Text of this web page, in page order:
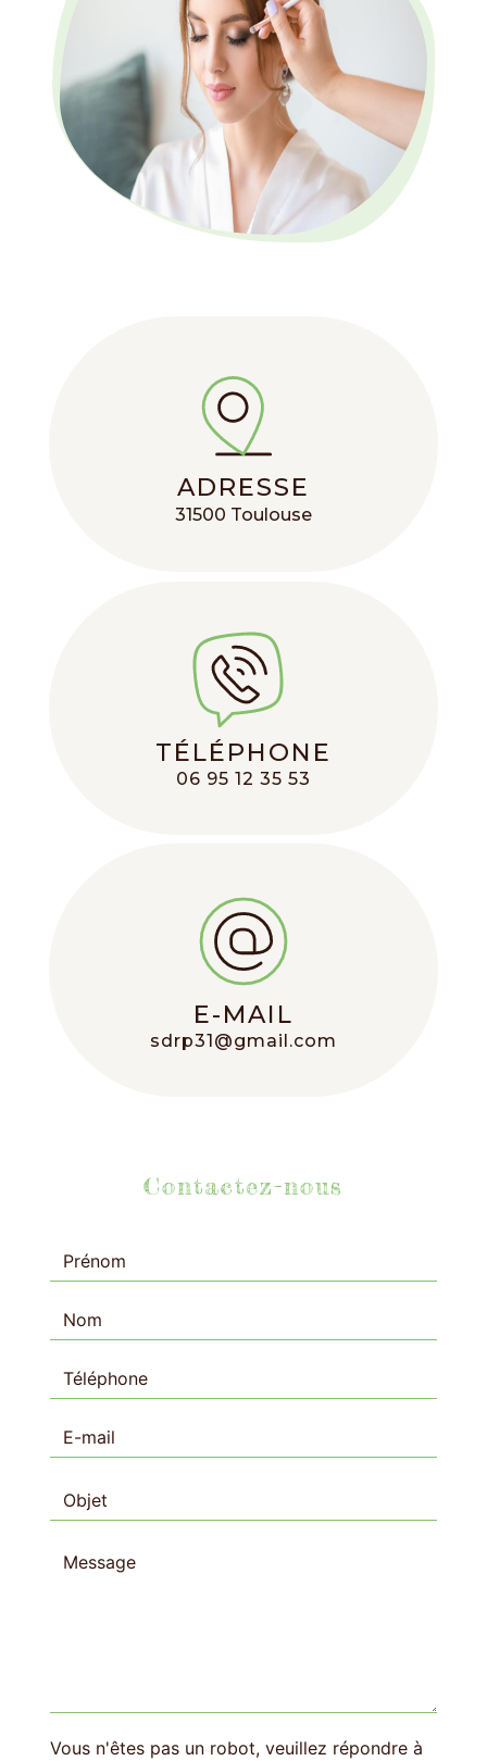
ADRESSE
31500 Toulouse
TÉLÉPHONE
06 95 12 35 53
E-MAIL
sdrp31@gmail.com
Contactez-nous
Vous n'êtes pas un robot, veuillez répondre à